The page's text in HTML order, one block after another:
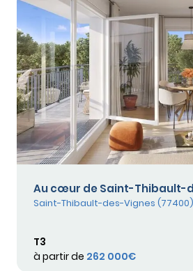
Au cœur de Saint-Thibault-
Saint-Thibault-des-Vignes (77400)
T3
à partir de 262 000€